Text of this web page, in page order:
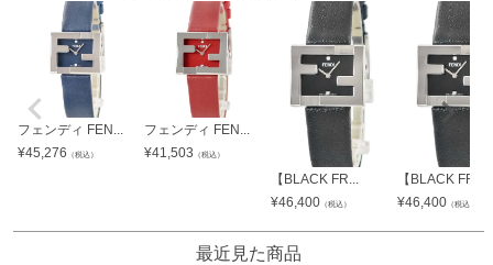
フェンディ FEN...
¥45,276 （税込）
フェンディ FEN...
¥41,503 （税込）
【BLACK FR...
¥46,400 （税込）
【BLACK FR...
¥46,400 （税込）
最近見た商品